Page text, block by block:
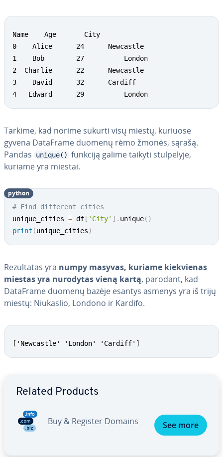
Name  	Age       City
0    Alice    	24    	Newcastle
1    Bob    	27  		London
2  Charlie    	22    	Newcastle
3    David    	32    	Cardiff
4   Edward    	29  		London
Tarkime, kad norime sukurti visų miestų, kuriuose
gyvena DataFrame duomenų rėmo žmonės, sąrašą.
Pandas
unique() funkciją galime taikyti stul­pe­ly­je,
kuriame yra miestai.
# Find different cities
unique_cities = df [ 'City' ] . unique( )
print (unique_cities)
python
Re­zul­ta­tas yra numpy masyvas, kuriame kiek­vie­nas
miestas yra nurodytas vieną kartą, parodant, kad
DataFrame duomenų bazėje esantys asmenys yra iš trijų
miestų: Niukaslio, Londono ir Kardifo.
['Newcastle' 'London' 'Cardiff']
Related Products
Buy & Register Domains See more